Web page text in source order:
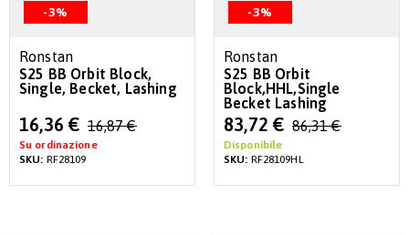
-3%
Ronstan
S25 BB Orbit Block,
Single, Becket, Lashing
Special
Price
16,36 € 16,87 €
Su ordinazione
SKU: RF28109
-3%
Ronstan
S25 BB Orbit
Block,HHL,Single
Becket Lashing
Special
Price
83,72 € 86,31 €
Disponibile
SKU: RF28109HL